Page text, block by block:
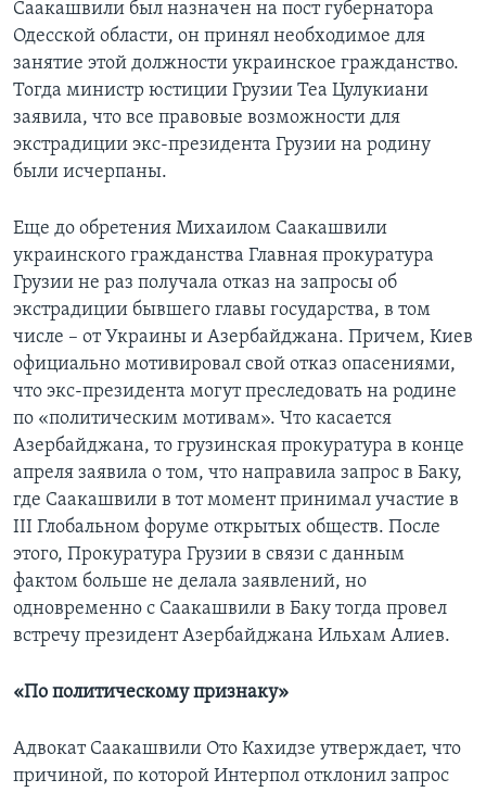
Саакашвили был назначен на пост губернатора
Одесской области, он принял необходимое для
занятие этой должности украинское гражданство.
Тогда министр юстиции Грузии Теа Цулукиани
заявила, что все правовые возможности для
экстрадиции экс-президента Грузии на родину
были исчерпаны.
Еще до обретения Михаилом Саакашвили
украинского гражданства Главная прокуратура
Грузии не раз получала отказ на запросы об
экстрадиции бывшего главы государства, в том
числе – от Украины и Азербайджана. Причем, Киев
официально мотивировал свой отказ опасениями,
что экс-президента могут преследовать на родине
по «политическим мотивам». Что касается
Азербайджана, то грузинская прокуратура в конце
апреля заявила о том, что направила запрос в Баку,
где Саакашвили в тот момент принимал участие в
III Глобальном форуме открытых обществ. После
этого, Прокуратура Грузии в связи с данным
фактом больше не делала заявлений, но
одновременно с Саакашвили в Баку тогда провел
встречу президент Азербайджана Ильхам Алиев.
«По политическому признаку»
Адвокат Саакашвили Ото Кахидзе утверждает, что
причиной, по которой Интерпол отклонил запрос